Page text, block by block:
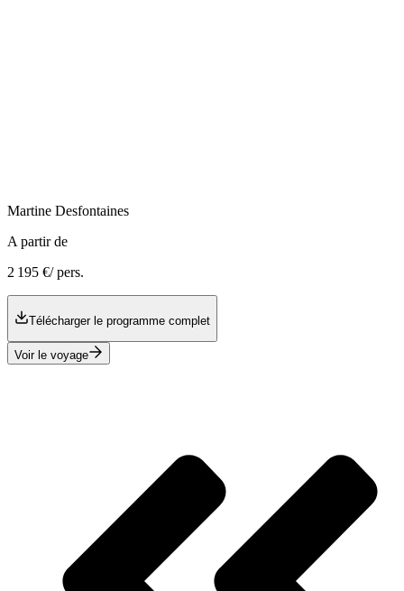
Martine Desfontaines
A partir de
2 195 €/ pers.
Télécharger le programme complet
Voir le voyage